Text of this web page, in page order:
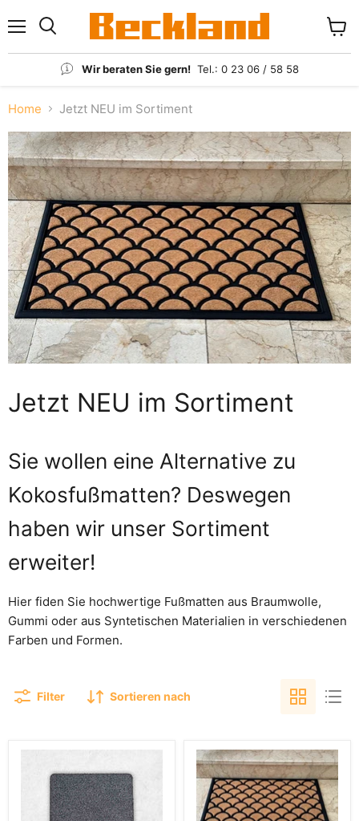
Wir beraten Sie gern! Tel.: 0 23 06 / 58 58
Home Jetzt NEU im Sortiment
Jetzt NEU im Sortiment
Sie wollen eine Alternative zu
Kokosfußmatten? Deswegen
haben wir unser Sortiment
erweiter!
Hier fiden Sie hochwertige Fußmatten aus Braumwolle,
Gummi oder aus Syntetischen Materialien in verschiedenen
Farben und Formen.
Filter Sortieren nach